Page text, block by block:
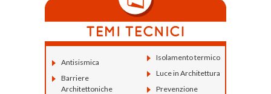
Antisismica
Barriere
Architettoniche
Isolamento termico
Luce in Architettura
Prevenzione